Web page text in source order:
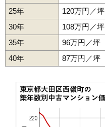
25年
120万円／坪
30年
108万円／坪
35年
96万円／坪
40年
87万円／坪